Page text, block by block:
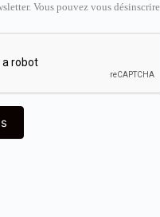
Vous pouvez vous